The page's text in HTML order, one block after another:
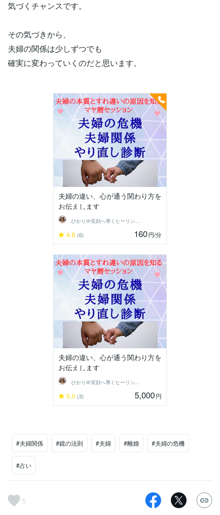
気づくチャンスです。
その気づきから、
夫婦の関係は少しずつでも
確実に変わっていくのだと思います。
夫婦の違い、心が通う関わり方を
お伝えします
ひかり＠笑顔へ導くヒーリングセラピスト
4.8 (6) 160円/分
夫婦の違い、心が通う関わり方を
お伝えします
ひかり＠笑顔へ導くヒーリングセラピスト
5.0 (3) 5,000円
#夫婦関係 #鏡の法則 #夫婦 #離婚 #夫婦の危機
#占い
5